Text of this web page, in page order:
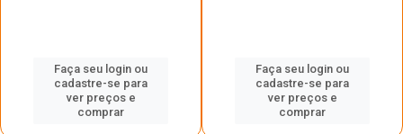
Faça seu login ou
cadastre-se para
ver preços e
comprar
Faça seu login ou
cadastre-se para
ver preços e
comprar